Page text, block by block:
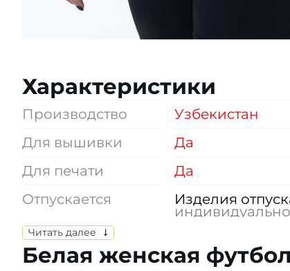
Характеристики
Производство
Узбекистан
Для вышивки
Да
Для печати
Да
Отпускается
Изделия
Состав
Кулирная
Читать далее
Белая женская